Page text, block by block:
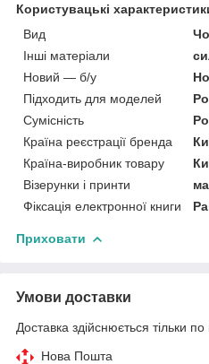
Користувацькі
Вид
Інші матеріали
Новий — б/у
Підходить для моделей
Сумісність
Країна реєстрації бренда
Країна-виробник товару
Візерунки і принти
Фіксація електронної книги
Приховати
Умови доставки
Доставка здійснюється тільки по
Нова Пошта